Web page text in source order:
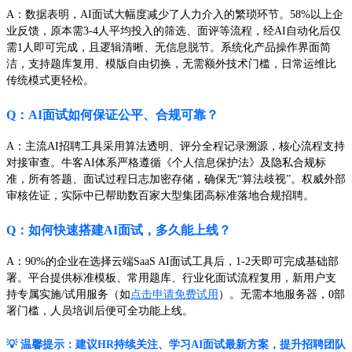
A：数据表明，AI面试大幅度减少了人力介入的繁琐环节。58%以上企
业反馈，原本需3-4人平均投入的筛选、面评等流程，经AI自动化后仅
需1人即可完成，且逻辑清晰、无信息脱节。系统化产品操作界面简
洁，支持题库复用、模版自由切换，无需额外技术门槛，日常运维比
传统模式更轻松。
Q：AI面试如何保证公平、合规可靠？
A：主流AI招聘工具采用算法透明、评分全程记录溯源，核心流程支持
对接审查。牛客AI体系严格遵循《个人信息保护法》及隐私合规标
准，所有答题、面试过程日志加密存储，确保无“算法歧视”。权威外部
审核佐证，实际中已帮助数百家大型集团高标准落地合规招聘。
Q：如何快速搭建AI面试，多久能上线？
A：90%的企业在选择云端SaaS AI面试工具后，1-2天即可完成基础部
署。平台提供标准模板、常用题库、行业化面试流程复用，新用户支
持专属实施/试用服务（如点击申请免费试用 ）。无需本地服务器，0部
署门槛，人员培训后便可全功能上线。
💡 温馨提示：建议HR持续关注、学习AI面试最新方案，提升招聘团队